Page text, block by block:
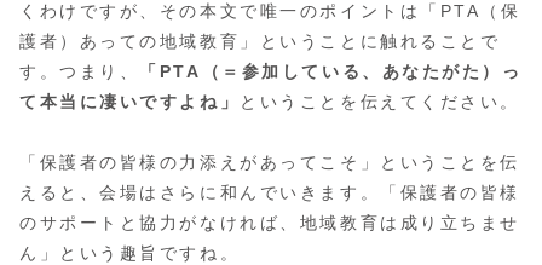
くわけですが、その本文で唯一のポイントは「PTA（保
護者）あっての地域教育」ということに触れることで
す。つまり、
「PTA（＝参加している、あなたがた）っ
て本当に凄いですよね」
ということを伝えてください。
「保護者の皆様の力添えがあってこそ」ということを伝
えると、会場はさらに和んでいきます。「保護者の皆様
のサポートと協力がなければ、地域教育は成り立ちませ
ん」という趣旨ですね。